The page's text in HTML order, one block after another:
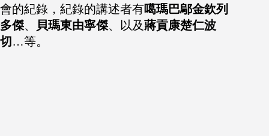
會的紀錄，紀錄的講述者有噶瑪巴鄔金欽列
多傑、 貝瑪東由寧傑、以及蔣貢康楚仁波
切 …等。